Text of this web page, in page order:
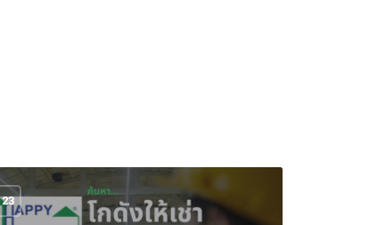
23